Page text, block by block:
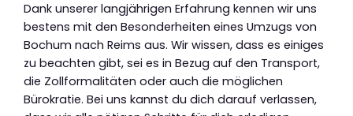
Dank unserer langjährigen Erfahrung kennen wir uns
bestens mit den Besonderheiten eines Umzugs von
Bochum nach Reims aus. Wir wissen, dass es einiges
zu beachten gibt, sei es in Bezug auf den Transport,
die Zollformalitäten oder auch die möglichen
Bürokratie. Bei uns kannst du dich darauf verlassen,